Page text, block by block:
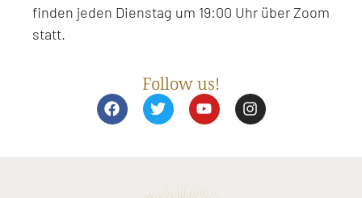
finden jeden Dienstag um 19:00 Uhr über Zoom
statt.
Follow us!
F
a
c
T
w
i
Y
o
u
I
n
s